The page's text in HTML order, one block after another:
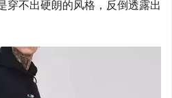
穿不出硬朗的风格，反倒透露出